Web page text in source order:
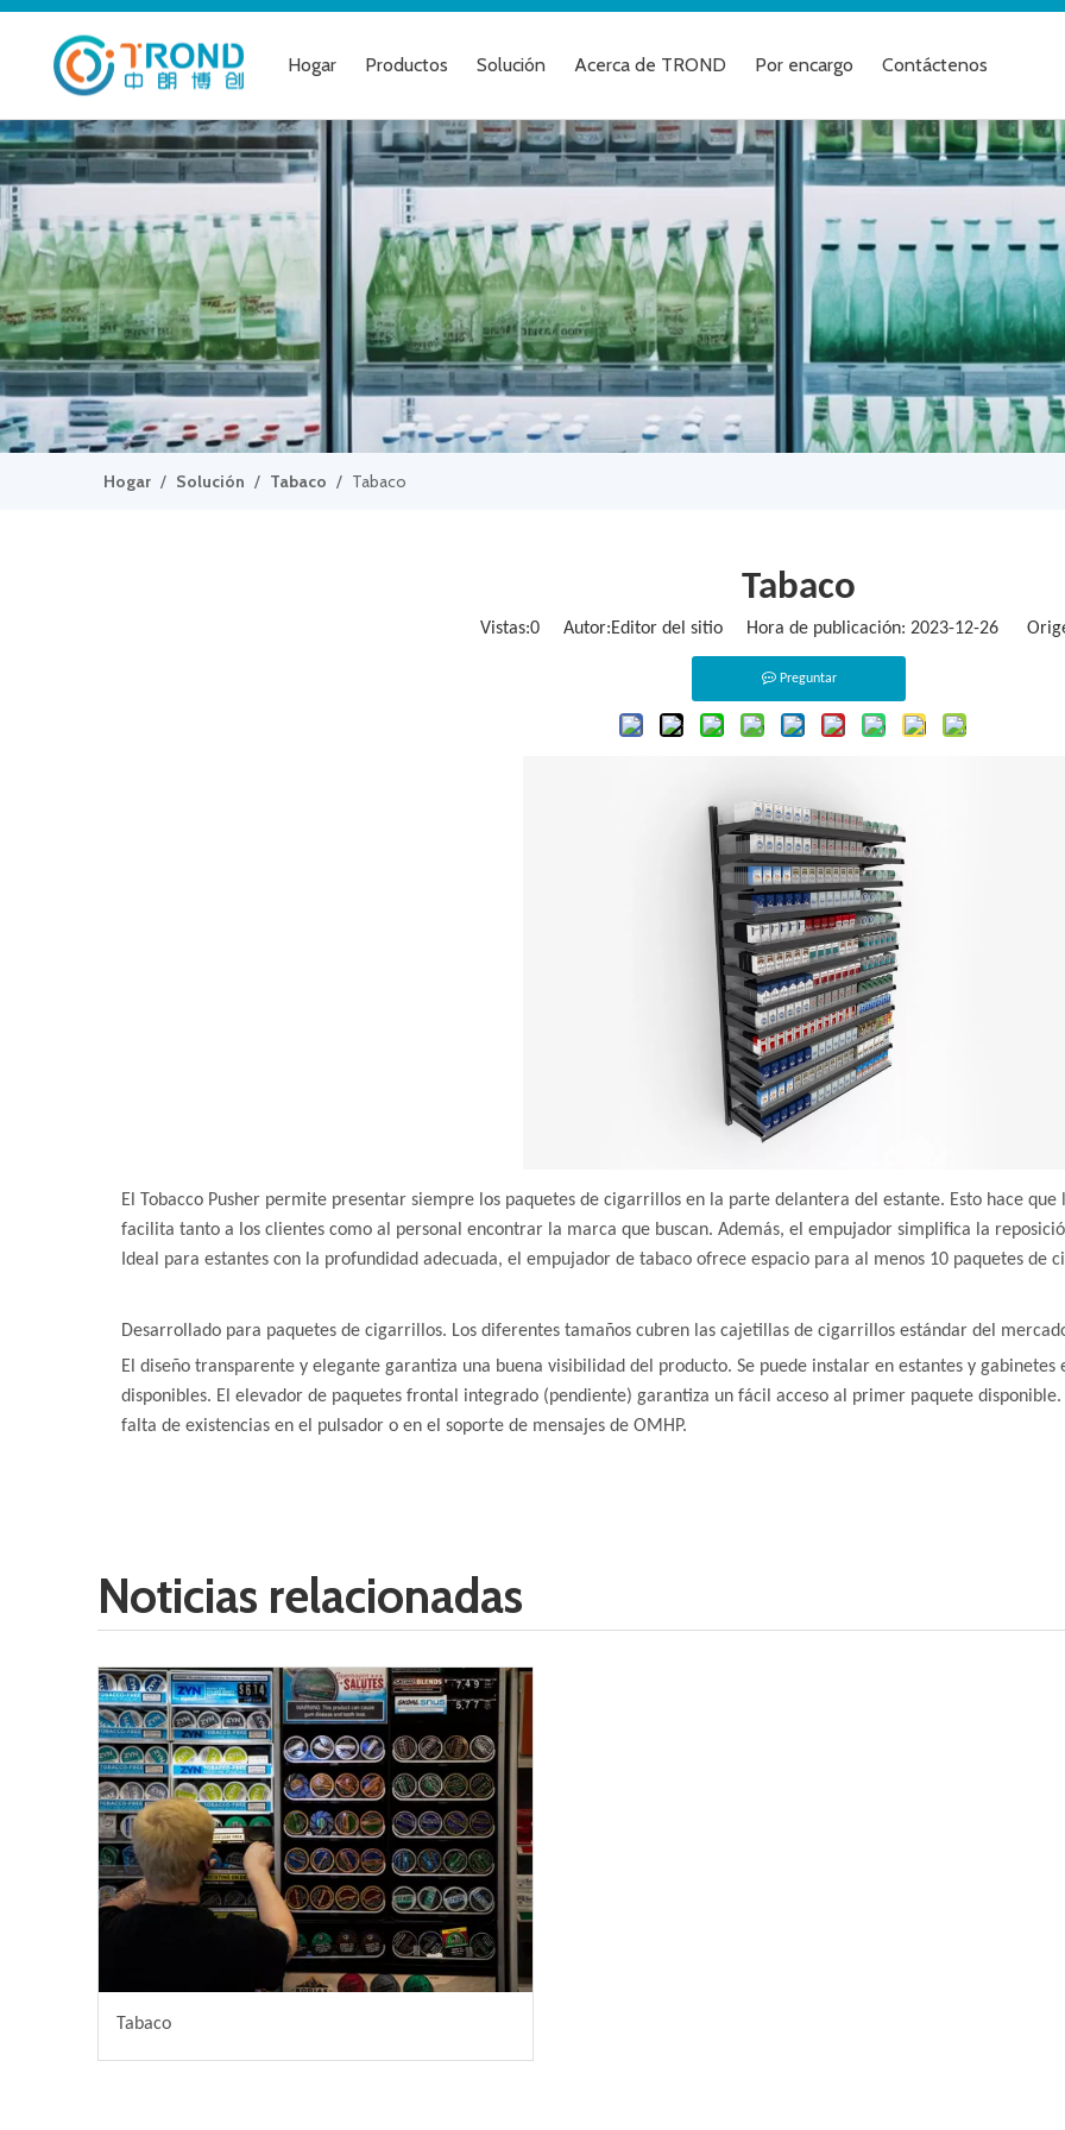
Hogar Productos Solución Acerca de TROND Por encargo Contáctenos
Hogar / Solución / Tabaco / Tabaco
Tabaco
Vistas:0Autor:Editor del sitio Hora de publicación: 2023-12-26
Preguntar
El Tobacco Pusher permite presentar siempre los paquetes de cigarrillos en la parte delantera del estante. Esto hace
facilita tanto a los clientes como al personal encontrar la marca que buscan. Además, el empujador simplifica la
Ideal para estantes con la profundidad adecuada, el empujador de tabaco ofrece espacio para al menos 10 paquetes de
Desarrollado para paquetes de cigarrillos. Los diferentes tamaños cubren las cajetillas de cigarrillos estándar del
El diseño transparente y elegante garantiza una buena visibilidad del producto. Se puede instalar en estantes y
disponibles. El elevador de paquetes frontal integrado (pendiente) garantiza un fácil acceso al primer paquete
falta de existencias en el pulsador o en el soporte de mensajes de OMHP.
Noticias relacionadas
Tabaco